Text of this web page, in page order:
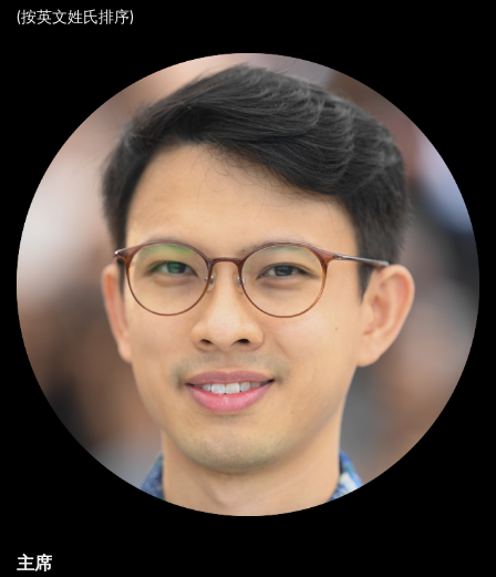
(按英文姓氏排序)
主席